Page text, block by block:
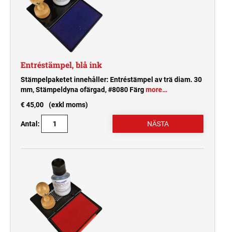
Entréstämpel, blå ink
Stämpelpaketet innehåller: Entréstämpel av trä diam. 30
mm, Stämpeldyna ofärgad, #8080 Färgmore…
€ 45,00
(exkl moms)
Antal: